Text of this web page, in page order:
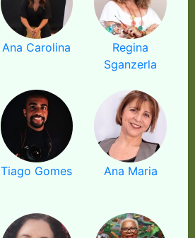
Ana Carolina
Regina
Sganzerla
Tiago Gomes Ana Maria